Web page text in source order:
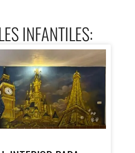
INFANTILES: